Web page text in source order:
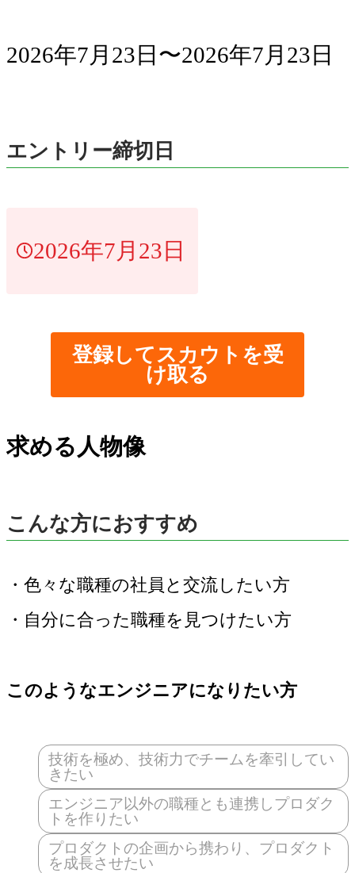
2026年7月23日〜2026年7月23日
エントリー締切日
2026年7月23日
登録してスカウトを受
け取る
求める人物像
こんな方におすすめ
・色々な職種の社員と交流したい方
・自分に合った職種を見つけたい方
このようなエンジニアになりたい方
技術を極め、技術力でチームを牽引してい
きたい
エンジニア以外の職種とも連携しプロダク
トを作りたい
プロダクトの企画から携わり、プロダクト
を成長させたい